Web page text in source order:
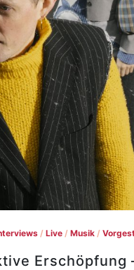
/ Live / Musik /
Erschöpfung